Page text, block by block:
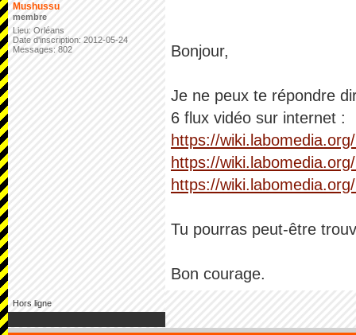
Mushussu
membre
Lieu: Orléans
Date d'inscription: 2012-05-24
Messages: 802
Bonjour,
Je ne peux te répondre
6 flux vidéo sur internet :
https://
https://
https://
Tu pourras peut-être
Bon courage.
Hors ligne